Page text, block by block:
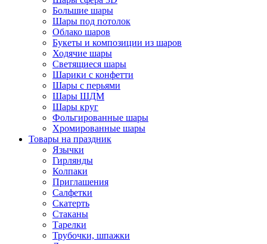
Большие шары
Шары под потолок
Облако шаров
Букеты и композиции из шаров
Ходячие шары
Светящиеся шары
Шарики с конфетти
Шары с перьями
Шары ШДМ
Шары круг
Фольгированные шары
Хромированные шары
Товары на праздник
Язычки
Гирлянды
Колпаки
Приглашения
Салфетки
Скатерть
Стаканы
Тарелки
Трубочки, шпажки